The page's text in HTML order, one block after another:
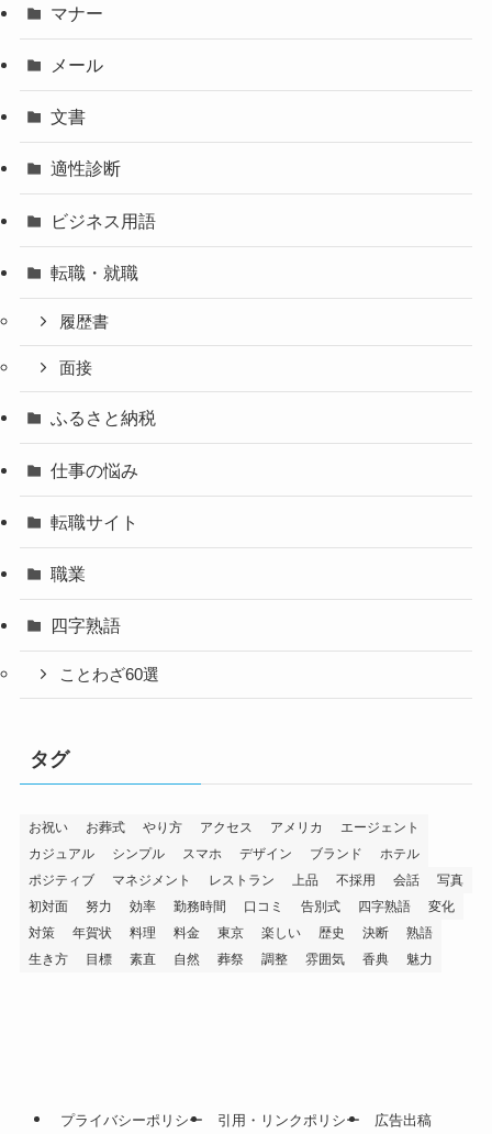
マナー
メール
文書
適性診断
ビジネス用語
転職・就職
履歴書
面接
ふるさと納税
仕事の悩み
転職サイト
職業
四字熟語
ことわざ60選
タグ
お祝い お葬式 やり方 アクセス アメリカ
エージェント
カジュアル
シンプル スマホ デザイン ブランド
ホテル
ポジティブ
マネジメント レストラン 上品 不採用 会話
写真
初対面
努力 効率 勤務時間 口コミ 告別式 四字熟語
変化
対策
年賀状 料理 料金 東京 楽しい 歴史 決断
熟語
生き方
目標 素直 自然 葬祭 調整 雰囲気 香典 魅力
プライバシーポリシー 引用・リンクポリシー 広告出稿